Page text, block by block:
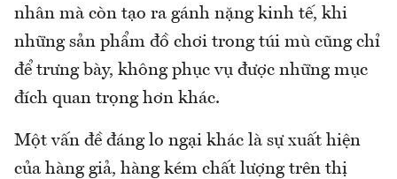
nhân mà còn tạo ra gánh nặng kinh tế, khi
những sản phẩm đồ chơi trong túi mù cũng chỉ
để trưng bày, không phục vụ được những mục
đích quan trọng hơn khác.
Một vấn đề đáng lo ngại khác là sự xuất hiện
của hàng giả, hàng kém chất lượng trên thị